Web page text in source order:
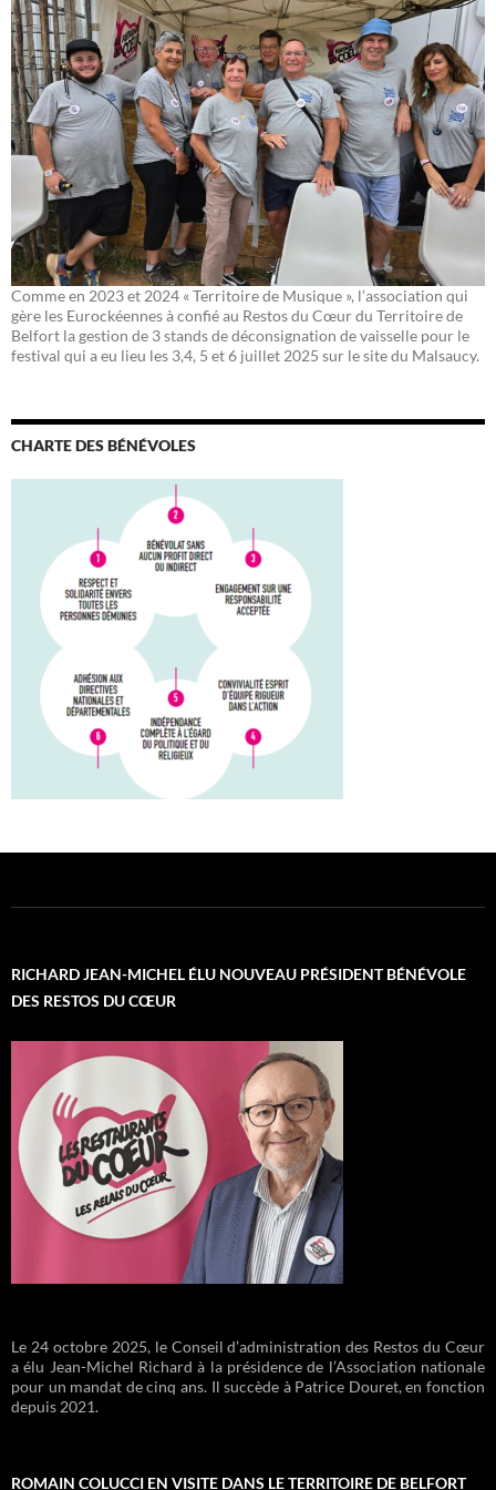
Comme en 2023 et 2024 « Territoire de Musique », l’association qui
gère les Eurockéennes à confié au Restos du Cœur du Territoire de
Belfort la gestion de 3 stands de déconsignation de vaisselle pour le
festival qui a eu lieu les 3,4, 5 et 6 juillet 2025 sur le site du Malsaucy.
CHARTE DES BÉNÉVOLES
RICHARD JEAN-MICHEL ÉLU NOUVEAU PRÉSIDENT BÉNÉVOLE
DES RESTOS DU CŒUR
Le 24 octobre 2025, le Conseil d’administration des Restos du Cœur
a élu Jean-Michel Richard à la présidence de l’Association nationale
pour un mandat de cinq ans. Il succède à Patrice Douret, en fonction
depuis 2021.
ROMAIN COLUCCI EN VISITE DANS LE TERRITOIRE DE BELFORT